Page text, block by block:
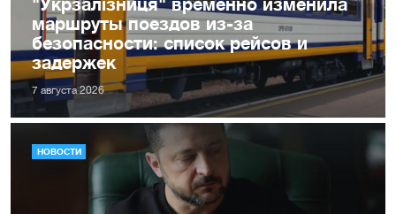
маршруты поездов из-за
безопасности: список рейсов и
задержек
7 августа 2026
НОВОСТИ